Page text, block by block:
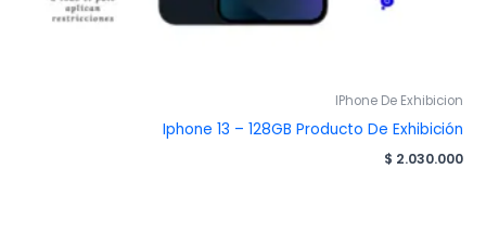
IPhone De Exhibicion
Iphone 13 – 128GB Producto De Exhibición
$ 2.030.000